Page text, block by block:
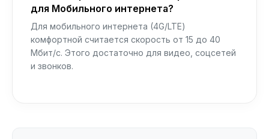
для Мобильного интернета?
Для мобильного интернета (4G/LTE)
комфортной считается скорость от 15 до 40
Мбит/с. Этого достаточно для видео, соцсетей
и звонков.